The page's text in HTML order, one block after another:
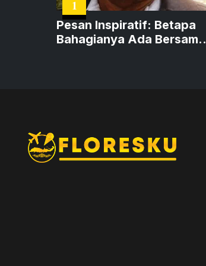
1
Pesan Inspiratif: Betapa
Bahagianya Ada Bersama